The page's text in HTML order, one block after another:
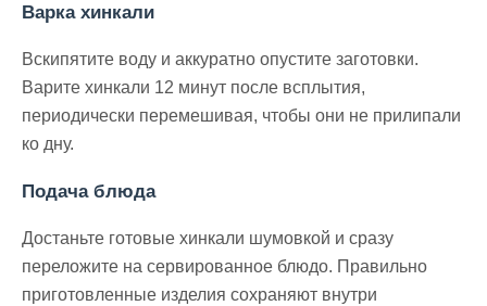
Варка хинкали
Вскипятите воду и аккуратно опустите заготовки.
Варите хинкали 12 минут после всплытия,
периодически перемешивая, чтобы они не прилипали
ко дну.
Подача блюда
Достаньте готовые хинкали шумовкой и сразу
переложите на сервированное блюдо. Правильно
приготовленные изделия сохраняют внутри